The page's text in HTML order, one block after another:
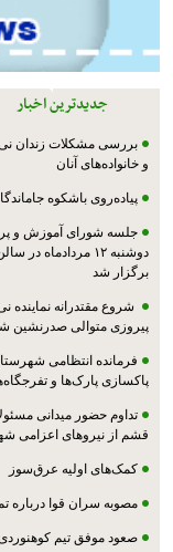
جدیدترین اخبار
بررسی مشکلات زندان
و خانواده‌های آنان
پیاده‌روی باشکوه
جلسه شورای آموزش و
دوشنبه ۱۲
برگزار شد
شروع مقتدرانه نماینده
پیروزی متوالی صدرنشین
فرمانده انتظامی
پاکسازی پارک‌ها و
تداوم حضور میدانی
قشم از نیروهای اعزامی
کمک‌های اولیه عرق‌سوز
مصوبه سران قوا درباره
صعود موفق تیم کوهنوردی بختگان